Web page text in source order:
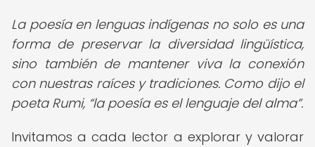
La poesía en lenguas indígenas no solo es una
forma de preservar la diversidad lingüística,
sino también de mantener viva la conexión
con nuestras raíces y tradiciones. Como dijo el
poeta Rumi, la poesía es el lenguaje del alma .
Invitamos a cada lector a explorar y valorar